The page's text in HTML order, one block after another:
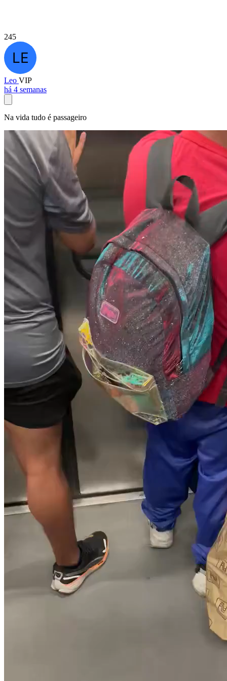
245
Leo VIP
há 4 semanas
Na vida tudo é passageiro